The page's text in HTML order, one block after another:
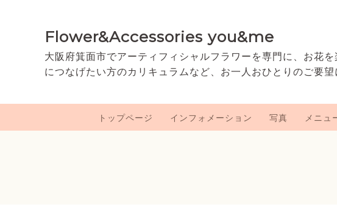
Flower&Accessories you&me
大阪府箕面市でアーティフィシャルフラワーを専門に、お花
につなげたい方のカリキュラムなど、お一人おひとりのご要
トップページ インフォメーション 写真 メニュ